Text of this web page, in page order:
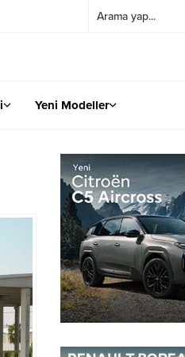
Yeni Modeller